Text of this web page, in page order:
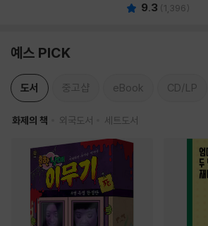
9.3 (1,396)
예스 PICK
도서 중고샵 eBook CD/LP
화제의 책 외국도서 세트도서